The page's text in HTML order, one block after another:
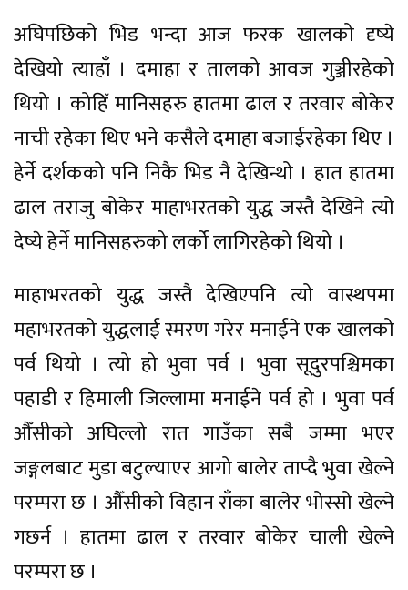
अघिपछिको भिड भन्दा आज फरक खालको दृष्ये
देखियो त्याहाँ । दमाहा र तालको आवज गुञ्जीरहेको
थियो । कोहिँ मानिसहरु हातमा ढाल र तरवार बोकेर
नाची रहेका थिए भने कसैले दमाहा बजाईरहेका थिए ।
हेर्ने दर्शकको पनि निकै भिड नै देखिन्थो । हात हातमा
ढाल तराजु बोकेर माहाभरतको युद्ध जस्तै देखिने त्यो
देष्ये हेर्ने मानिसहरुको लर्को लागिरहेको थियो ।
माहाभरतको युद्ध जस्तै देखिएपनि त्यो वास्थपमा
महाभरतको युद्धलाई स्मरण गरेर मनाईने एक खालको
पर्व थियो । त्यो हो भुवा पर्व । भुवा सूदुरपश्चिमका
पहाडी र हिमाली जिल्लामा मनाईने पर्व हो । भुवा पर्व
औँसीको अघिल्लो रात गाउँका सबै जम्मा भएर
जङ्गलबाट मुडा बटुल्याएर आगो बालेर ताप्दै भुवा खेल्ने
परम्परा छ । औँसीको विहान राँका बालेर भोस्सो खेल्ने
गछर्न । हातमा ढाल र तरवार बोकेर चाली खेल्ने
परम्परा छ ।